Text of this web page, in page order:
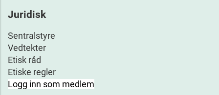
Juridisk
Sentralstyre
Vedtekter
Etisk råd
Etiske regler
Logg inn som medlem